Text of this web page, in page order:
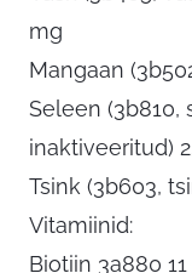
mg
Mangaan
Seleen (3b810,
inaktiveeritud)
Tsink (3b603,
Vitamiinid:
Biotiin 3a880